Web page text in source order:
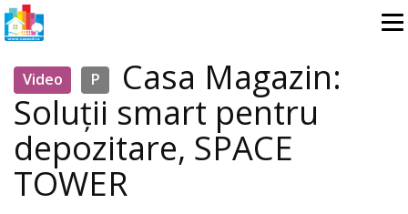
Video P Casa Magazin:
Soluții smart pentru
depozitare, SPACE
TOWER